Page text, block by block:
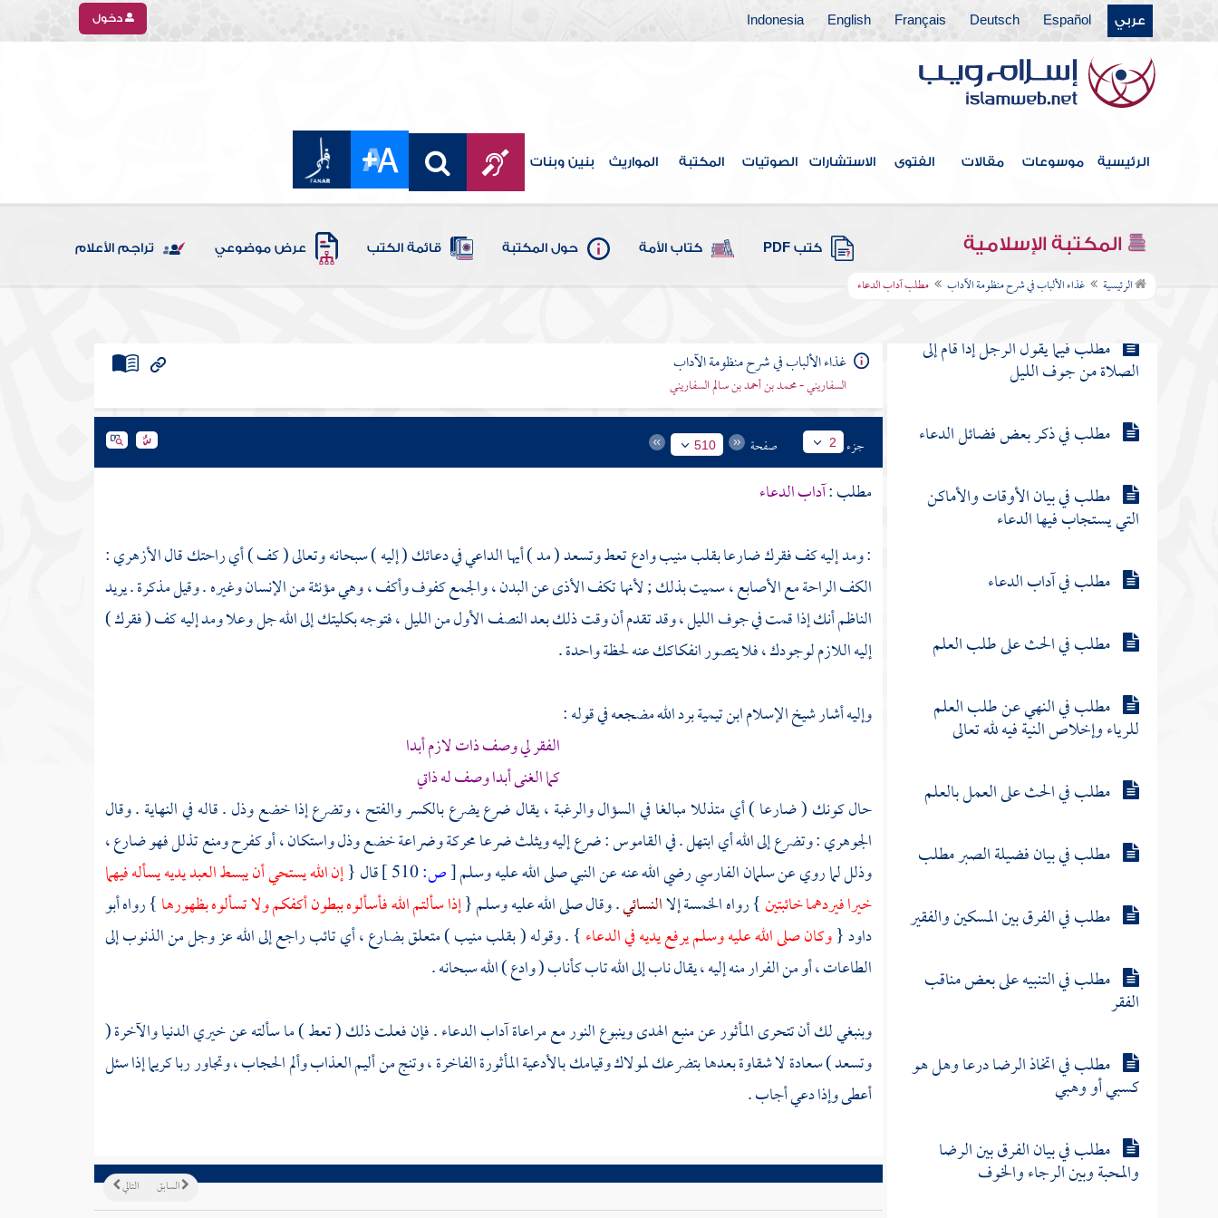
عربي Español
Deutsch
Français
English
Indonesia دخول
الرئيسية موسوعات مقالات الفتوى الاستشارات الصوتيات المكتبة المواريث بنين وبنات
المكتبة الإسلامية كتب PDF كتاب الأمة حول المكتبة قائمة الكتب عرض موضوعي تراجم الأعلام
الرئيسية غذاء الألباب في شرح منظومة الآداب مطلب آداب الدعاء
مطلب حكاية لطيفة
مطلب في استحباب افتتاح التهجد
مطلب في أن الدعاء جوف الليل
مستجاب
مطلب آداب الدعاء
مطلب فيما يقول الرجل إذا قام إلى
الصلاة من جوف الليل
مطلب في ذكر بعض فضائل الدعاء
مطلب في بيان الأوقات والأماكن
التي يستجاب فيها الدعاء
مطلب في آداب الدعاء
مطلب في الحث على طلب العلم
مطلب في النهي عن طلب العلم
للرياء وإخلاص النية فيه لله تعالى
مطلب في الحث على العمل بالعلم
مطلب في بيان فضيلة الصبر مطلب
مطلب في الفرق بين المسكين والفقير
مطلب في التنبيه على بعض مناقب
الفقر
مطلب في اتخاذ الرضا درعا وهل هو
كسبي أو وهبي
مطلب في بيان الفرق بين الرضا
والمحبة وبين الرجاء والخوف
غذاء الألباب في شرح منظومة الآداب
السفاريني - محمد بن أحمد بن سالم السفاريني
جزء 2 صفحة 510
مطلب :آداب الدعاء
: ومد إليه كف فقرك ضارعا بقلب منيب وادع تعط وتسعد ( مد ) أيها الداعي في دعائك ( إليه ) سبحانه وتعالى ( كف ) أي راحتك قالالأزهري:
الكف الراحة مع الأصابع ، سميت بذلك ; لأنها تكف الأذى عن البدن ، والجمع كفوف وأكف ، وهي مؤنثة من الإنسان وغيره . وقيل مذكرة . يريد
الناظمأنك إذا قمت في جوف الليل ، وقد تقدم أن وقت ذلك بعد النصف الأول من الليل ، فتوجه بكليتك إلى الله جل وعلا ومد إليه كف ( فقرك )
إليه اللازم لوجودك ، فلا يتصور انفكاكك عنه لحظة واحدة .
وإليه أشار شيخ الإسلامابن تيميةبرد الله مضجعه في قوله :
الفقر لي وصف ذات لازم أبدا
كما الغنى أبدا وصف له ذاتي
حال كونك ( ضارعا ) أي متذللا مبالغا في السؤال والرغبة ، يقال ضرع يضرع بالكسر والفتح ، وتضرع إذا خضع وذل . قاله في النهاية . وقال
الجوهري: وتضرع إلى الله أي ابتهل . في القاموس : ضرع إليه ويثلث ضرعا محركة وضراعة خضع وذل واستكان ، أو كفرح ومنع تذلل فهو ضارع ،
وذلل لما روي عنسلمان الفارسيرضي الله عنه عن النبي صلى الله عليه وسلم[ص: قال {إن الله يستحي أن يبسط العبد يديه يسأله فيهما
خيرا فيردهما خائبتين} رواه الخمسة إلاالنسائي. وقال صلى الله عليه وسلم {إذا سألتم الله فأسألوه ببطون أكفكم ولا تسألوه بظهورها} رواهأبو
داود{وكان صلى الله عليه وسلم يرفع يديه في الدعاء} . وقوله ( بقلب منيب ) متعلق بضارع ، أي تائب راجع إلى الله عز وجل من الذنوب إلى
الطاعات ، أو من الفرار منه إليه ، يقال ناب إلى الله تاب كأناب ( وادع ) الله سبحانه .
وبنبغي لك أن تتحرى المأثور عن منبع الهدى وينبوع النور مع مراعاة آداب الدعاء . فإن فعلت ذلك ( تعط ) ما سألته عن خيري الدنيا والآخرة (
وتسعد ) سعادة لا شقاوة بعدها بتضرعك لمولاك وقيامك بالأدعية المأثورة الفاخرة ، وتنج من أليم العذاب وألم الحجاب ، وتجاور ربا كريما إذا سئل
أعطى وإذا دعي أجاب .
التالي السابق